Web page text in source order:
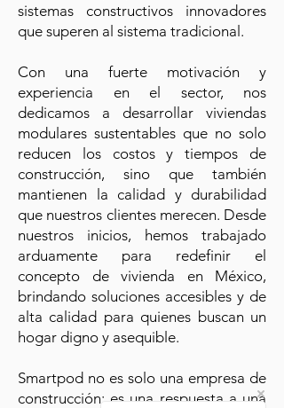
sistemas constructivos innovadores
que superen al sistema tradicional.
Con una fuerte motivación y
experiencia en el sector, nos
dedicamos a desarrollar viviendas
modulares sustentables que no solo
reducen los costos y tiempos de
construcción, sino que también
mantienen la calidad y durabilidad
que nuestros clientes merecen. Desde
nuestros inicios, hemos trabajado
arduamente para redefinir el
concepto de vivienda en México,
brindando soluciones accesibles y de
alta calidad para quienes buscan un
hogar digno y asequible.
Smartpod no es solo una empresa de
construcción; es una respuesta a una